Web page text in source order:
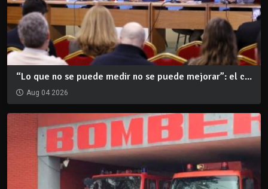
“Lo que no se puede medir no se puede mejorar”: el c...
Aug 04 2026